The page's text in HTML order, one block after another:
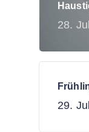
28.
29.